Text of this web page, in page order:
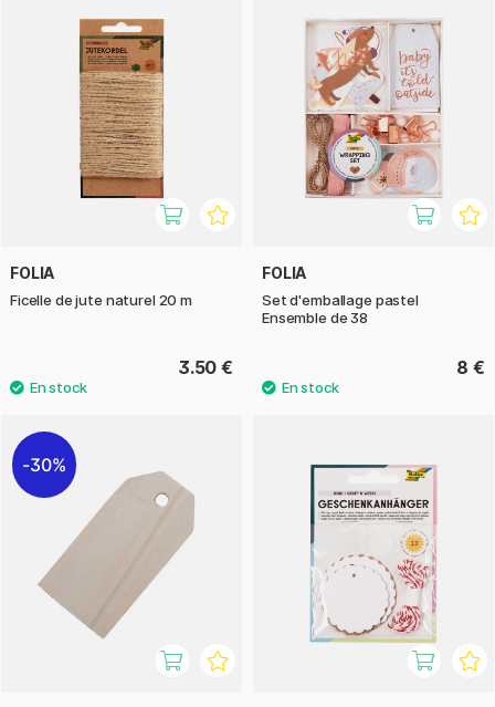
FOLIA
Ficelle de jute naturel 20 m
3.50 €
FOLIA
Set d'emballage pastel
Ensemble de 38
8 €
30%